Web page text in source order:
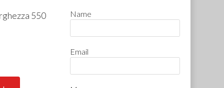
550
Name
Email